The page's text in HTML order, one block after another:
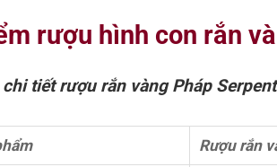
rượu hình con rắn
tiết rượu rắn vàng Pháp
Rượu rắn